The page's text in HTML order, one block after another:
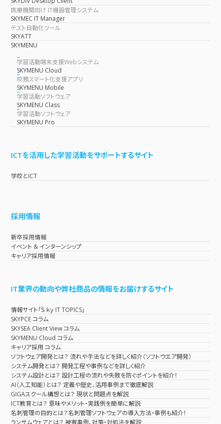
医療機関向け IT機器管理システム
SKYMEC IT Manager
テスト自動化ツール
SKYATT
SKYMENU
学習活動端末支援Webシステム
SKYMENU Cloud
校務スマート化支援アプリ
SKYMENU Mobile
学習活動ソフトウェア
SKYMENU Class
学習活動ソフトウェア
SKYMENU Pro
ICTを活用した学習活動をサポートするサイト
学校とICT
採用情報
新卒採用情報
イベント & インターンシップ
キャリア採用情報
IT業界の動向や弊社商品の情報をお届けするサイト
情報サイト「Ｓｋｙ IT TOPICS」
SKYPCE コラム
SKYSEA Client View コラム
SKYMENU Cloud コラム
キャリア採用 コラム
ソフトウェア開発とは？ 流れや手法などを詳しく紹介（ソフトウエア開発）
システム開発とは？ 開発工程や事例などを詳しく紹介
システム設計とは？ 設計工程の流れや失敗を防ぐポイントを紹介！
AI（人工知能）とは？ 定義や歴史、活用事例まで徹底解説
GIGAスクール構想とは？ 現状と問題点を解説
ICT教育とは？ 意味やメリット・実践例を簡単に解説
名刺管理の目的とは？名刺管理ソフトウェアの導入方法・事例も紹介！
ランサムウェアとは？ 被害事例、対策・対処法を解説